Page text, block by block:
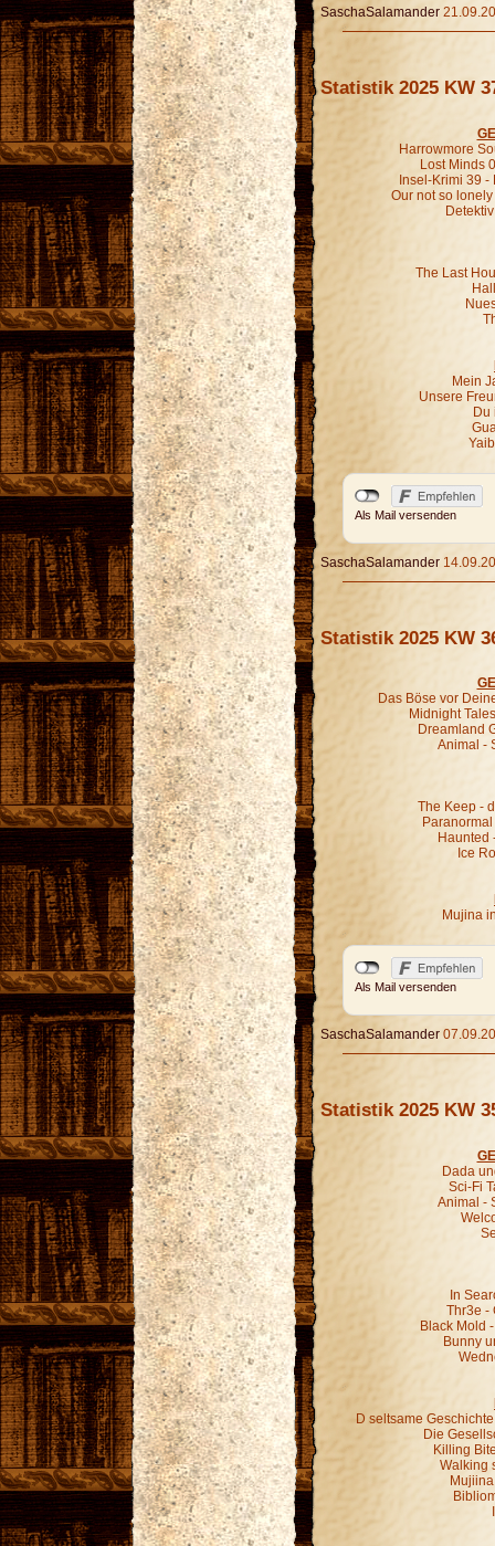
SaschaSalamander
Statistik 2025 KW
Harrowmore
Lost Minds
Insel-Krimi 39 -
Our not so
The Last
Mein
Unsere
Du
Als Mail versenden
SaschaSalamander
Statistik 2025 KW
Das Böse vor
Midnight
Dreamland
Animal -
The Keep -
Haunted
Ice
Mujina
Als Mail versenden
SaschaSalamander
Statistik 2025 KW
Dada
Sci-Fi
Animal -
In
Thr3e -
Black Mold
Bunny
D seltsame
Die
Killing
Walking